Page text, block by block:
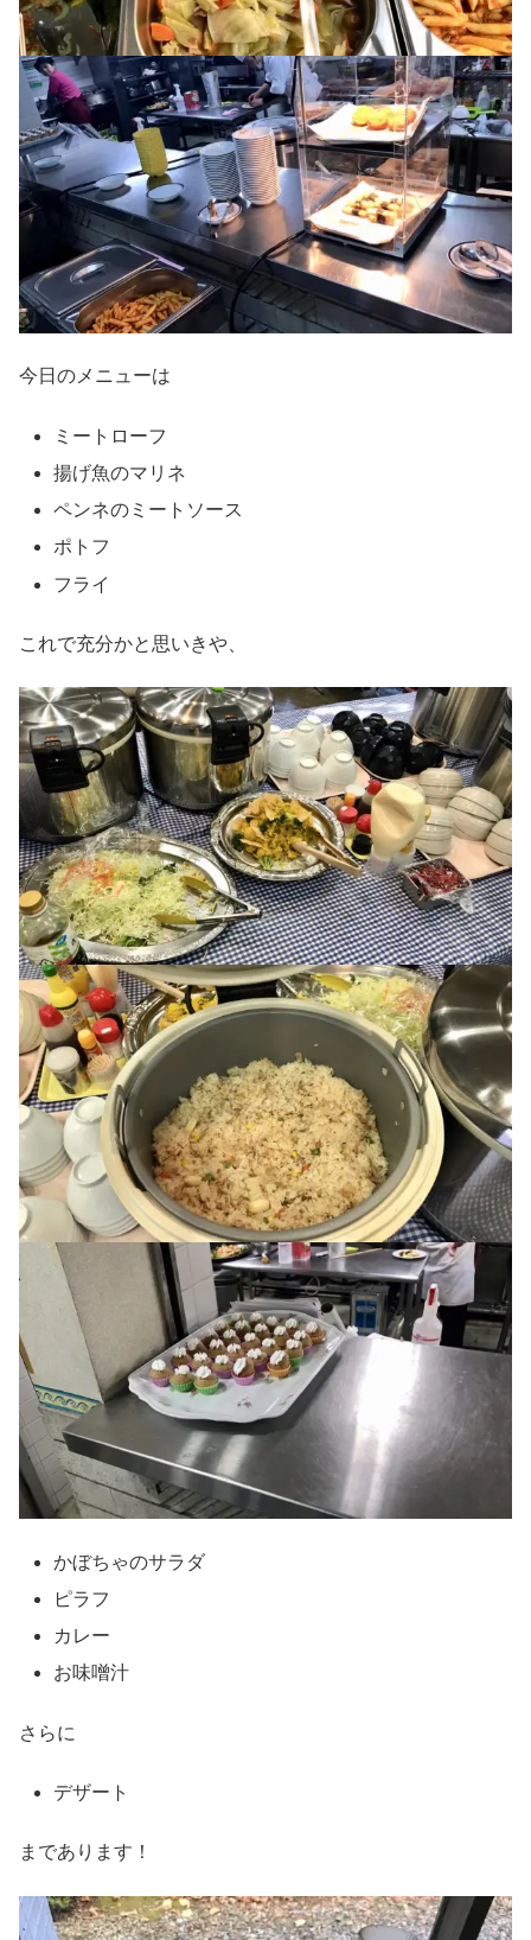
今日のメニューは
ミートローフ
揚げ魚のマリネ
ペンネのミートソース
ポトフ
フライ
これで充分かと思いきや、
かぼちゃのサラダ
ピラフ
カレー
お味噌汁
さらに
デザート
まであります！